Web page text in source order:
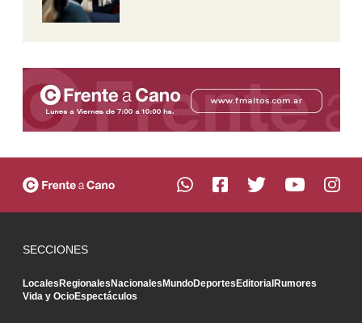
SECCIONES
LocalesRegionalesNacionalesMundoDeportesEditorialRumores
Vida y OcioEspectáculos